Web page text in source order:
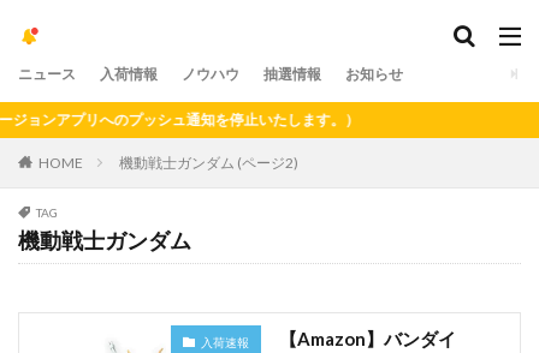
ニュース 入荷情報 ノウハウ 抽選情報 お知らせ
リへのプッシュ通知を停止いたします。）
HOME 機動戦士ガンダム (ページ2)
TAG
機動戦士ガンダム
入荷速報
【Amazon】バンダイ